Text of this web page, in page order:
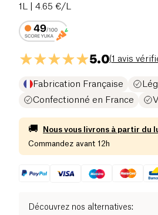
1L | 4.65 €/L
5.0(1 avis
Fabrication Française
Confectionné en France
🚚 Nous vous livrons à partir du
Commandez avant 12h
Découvrez nos alternatives: